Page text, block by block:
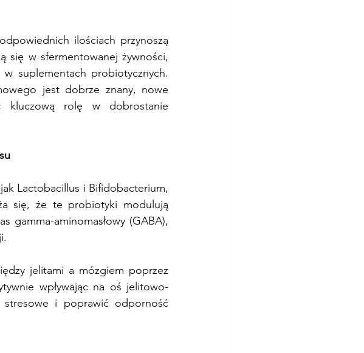
ilościach przynoszą
się w sfermentowanej żywności,
suplementach probiotycznych.
jest dobrze znany, nowe
kluczową rolę w dobrostanie
Lactobacillus i Bifidobacterium,
się, że te probiotyki modulują
gamma-aminomasłowy (GABA),
jelitami a mózgiem poprzez
wpływając na oś jelitowo-
i poprawić odporność